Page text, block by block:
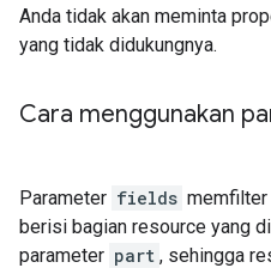
Anda tidak akan meminta
yang tidak didukungnya.
Cara menggunakan
Parameter fields memfilter
berisi bagian resource yang
parameter part , sehingga